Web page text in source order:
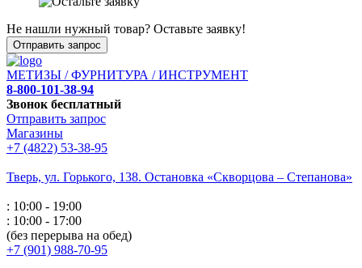
Не нашли нужный товар? Оставьте заявку!
Отправить запрос
МЕТИЗЫ / ФУРНИТУРА / ИНСТРУМЕНТ
8-800-101-38-94
Звонок бесплатный
Отправить запрос
Магазины
+7 (4822) 53-38-95
Тверь, ул. Горького, 138. Остановка «Скворцова – Степанова»
: 10:00 - 19:00
: 10:00 - 17:00
(без перерыва на обед)
+7 (901) 988-70-95